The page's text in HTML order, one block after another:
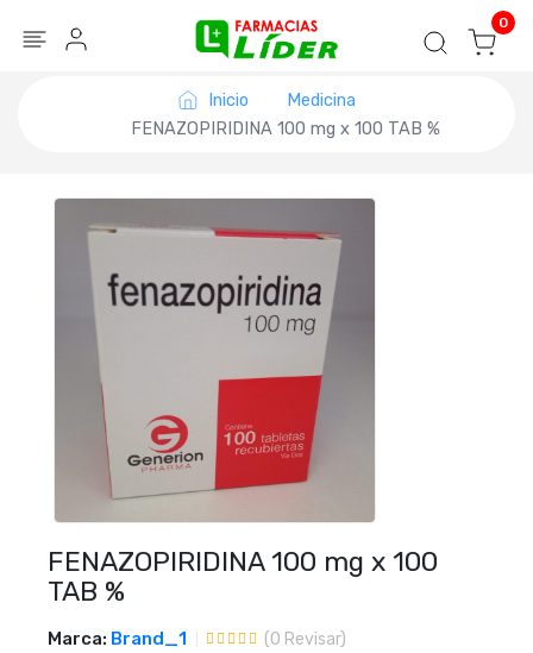
Seguir mi pedido 0
Inicio
Medicina
FENAZOPIRIDINA 100 mg x 100 TAB %
FENAZOPIRIDINA 100 mg x 100
TAB %
Marca: Brand_1 (0 Revisar)